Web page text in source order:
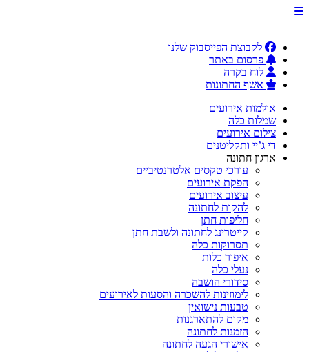
לקבוצת הפייסבוק שלנו
פרסום באתר
לוח בקרה
אשף החתונות
אולמות אירועים
שמלות כלה
צילום אירועים
די ג’יי ותקליטנים
ארגון חתונה
עורכי טקסים אלטרנטיביים
הפקת אירועים
עיצוב אירועים
להקות לחתונה
חליפות חתן
קייטרינג לחתונה ולשבת חתן
תסרוקות כלה
איפור כלות
נעלי כלה
סידורי הושבה
לימוזינות להשכרה והסעות לאירועים
טבעות נישואין
מקום להתארגנות
הזמנות לחתונה
אישורי הגעה לחתונה